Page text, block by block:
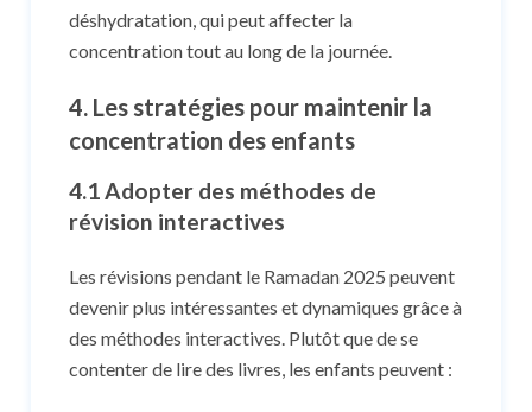
déshydratation, qui peut affecter la
concentration tout au long de la journée.
4. Les stratégies pour maintenir la
concentration des enfants
4.1 Adopter des méthodes de
révision interactives
Les révisions pendant le Ramadan 2025 peuvent
devenir plus intéressantes et dynamiques grâce à
des méthodes interactives. Plutôt que de se
contenter de lire des livres, les enfants peuvent :